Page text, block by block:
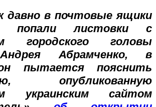
давно в почтовые ящики
попали листовки с
городского головы
Абрамченко, в
пытается пояснить
опубликованную
украинским сайтом